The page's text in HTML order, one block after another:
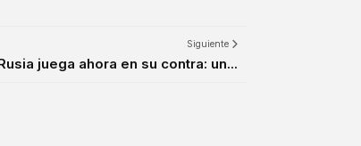
Siguiente
juega ahora en su contra: un...